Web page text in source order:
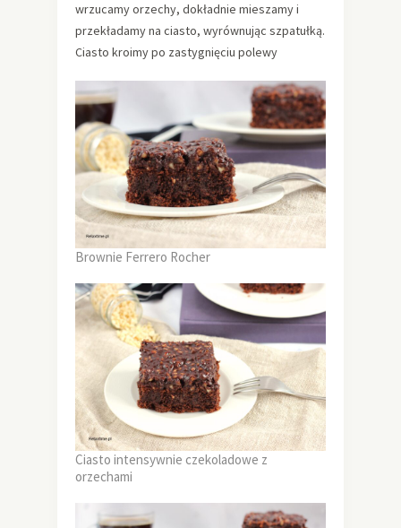
wrzucamy orzechy, dokładnie mieszamy i
przekładamy na ciasto, wyrównując szpatułką.
Ciasto kroimy po zastygnięciu polewy
Brownie Ferrero Rocher
Ciasto intensywnie czekoladowe z
orzechami